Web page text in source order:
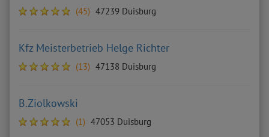
(45) 47239 Duisburg
Kfz Meisterbetrieb Helge Richter
(13) 47138 Duisburg
B.Ziolkowski
(1) 47053 Duisburg